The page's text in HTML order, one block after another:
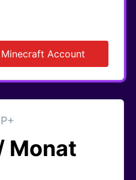
Account
Monat